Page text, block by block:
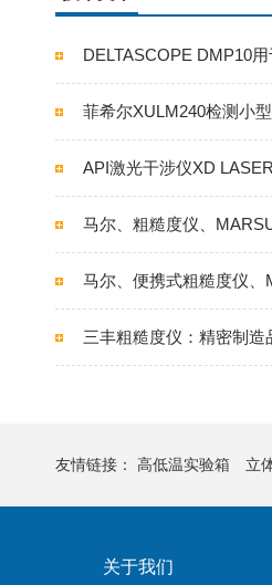
菲希尔XULM240检测小
马尔、粗糙度仪、
马尔、便携式粗糙度仪、
三丰粗糙度仪：精密制
友情链接： 高低温实验箱 立
关于我们